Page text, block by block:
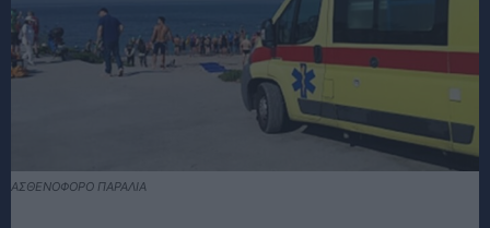
ΑΣΘΕΝΟΦΟΡΟ ΠΑΡΑΛΙΑ